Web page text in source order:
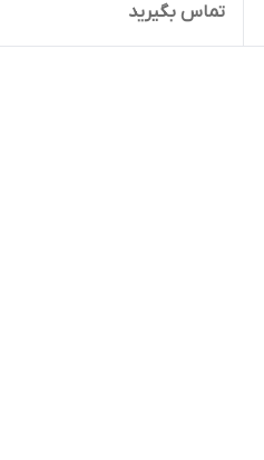
تماس بگیرید